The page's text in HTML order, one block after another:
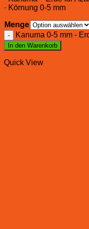
· Körnung 0-5 mm
Menge
Kanuma 0-5 mm -
In den Warenkorb
Quick View